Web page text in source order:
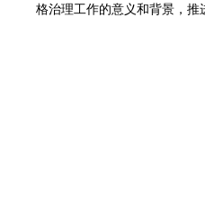
格治理工作的意义和背景，